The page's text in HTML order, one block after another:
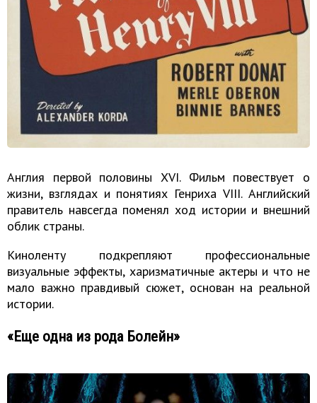
Англия первой половины XVI. Фильм повествует о
жизни, взглядах и понятиях Генриха VIII. Английский
правитель навсегда поменял ход истории и внешний
облик страны.
Киноленту подкрепляют профессиональные
визуальные эффекты, харизматичные актеры и что не
мало важно правдивый сюжет, основан на реальной
истории.
«Еще одна из рода Болейн»